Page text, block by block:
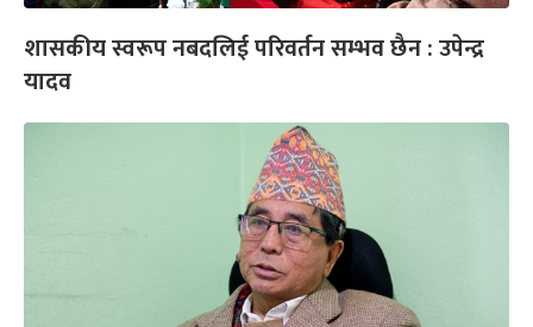
शासकीय स्वरूप नबदलिई परिवर्तन सम्भव छैन : उपेन्द्र
यादव